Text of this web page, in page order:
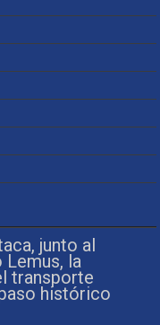
junto al
Lemus, la
transporte
histórico